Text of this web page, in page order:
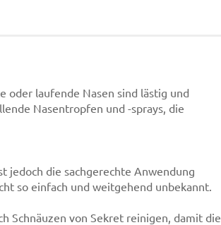
laufende Nasen sind lästig und
Nasentropfen und -sprays, die
jedoch die sachgerechte Anwendung
so einfach und weitgehend unbekannt.
Schnäuzen von Sekret reinigen, damit die